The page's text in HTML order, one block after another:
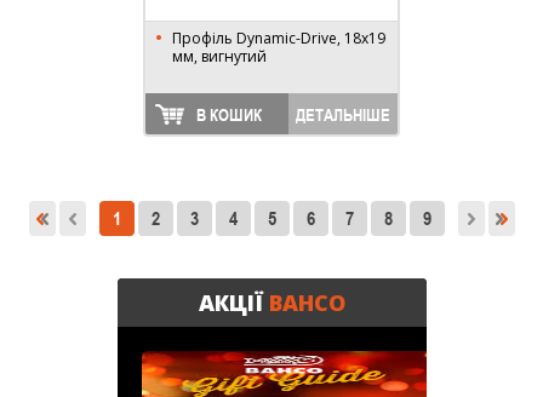
Профіль Dynamic-Drive, 18x19
мм, вигнутий
В КОШИК ДЕТАЛЬНІШЕ
1 2 3 4 5 6 7 8 9
АКЦІЇBAHCO